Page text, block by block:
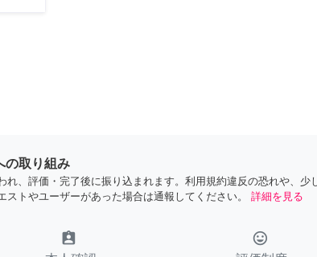
の取り組み
れ、評価・完了後に振り込まれます。利用規約違反の恐れや、少
トやユーザーがあった場合は通報してください。
詳細を見る
assignment_ind tag_faces